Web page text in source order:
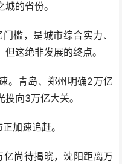
的省份。
槛，是城市综合实力、
这绝非发展的终点。
青岛、郑州明确2万亿
向3万亿大关。
加速追赶。
尚待揭晓，沈阳距离万